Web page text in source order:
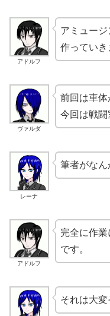
アドルフ
アミュー
作っていき
ヴァルダ
前回は車体
今回は戦闘
レーナ
筆者がなん
アドルフ
完全に作
です。
それは大変